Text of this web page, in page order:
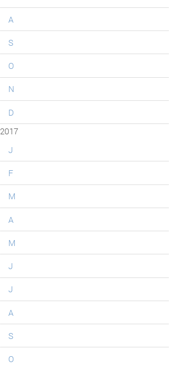
A
S
O
N
D
2017
J
F
M
A
M
J
J
A
S
O